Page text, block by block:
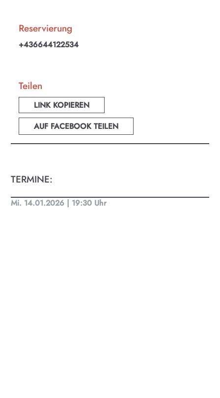
Reservierung
+436644122534
Teilen
LINK KOPIEREN
AUF FACEBOOK TEILEN
TERMINE:
Mi. 14.01.2026 | 19:30 Uhr
KULTplan ABO